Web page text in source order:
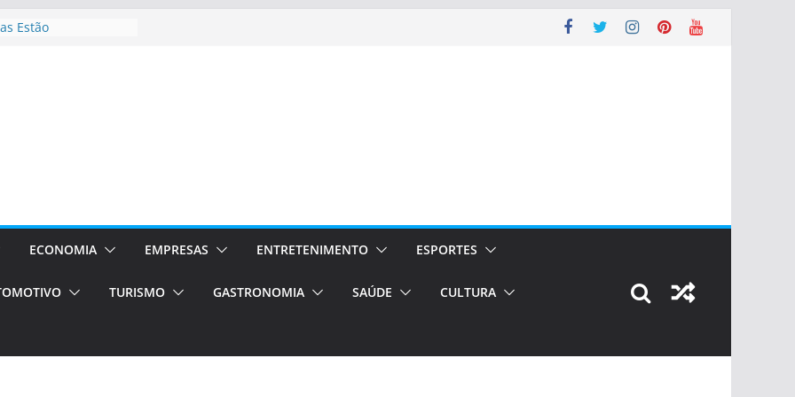
Estão
em Porto
de transfer,
de alto padrão
bolsas –
para o segundo
únicas e
de volta!
ECONOMIA EMPRESAS ENTRETENIMENTO ESPORTES
TURISMO GASTRONOMIA SAÚDE CULTURA